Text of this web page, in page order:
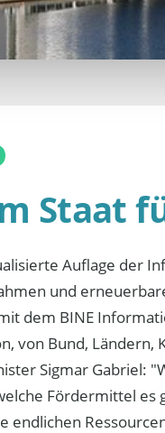
Staat
Auflage der
und
dem BINE
von Bund,
Sigmar Gabriel:
Fördermittel es
endlichen